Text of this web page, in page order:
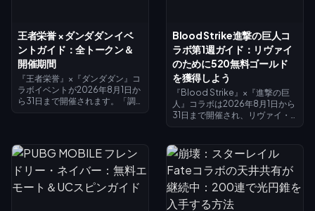
イリーガチャを活用しましょ
う。
王者栄誉 × ダンダダン イベ
ントガイド：全トークン＆
開催期間
『王者栄誉』×『ダンダダン』コ
ラボイベントが2026年8月1日か
ら31日まで開催されます。「調
アして妲己の無料エピックスキ
ン「モモ（綾瀬桃）」の入手に
つながる「霊力コイン」を集め
ましょう。8月7日には墨子の
「ジジ（オカルン/高倉健）」ス
Blood Strike進撃の巨人コ
ラボ第1週ガイド：リヴァイ
のために520無料ゴールド
を獲得しよう
『Blood Strike』×『進撃の巨
人』コラボは2026年8月1日から
31日まで開催され、リヴァイ・
場します。「スプラッシュフェ
スト・ストライクパス」（2026
年7月15日～8月14日）では、最
大レベル到達で520ゴールドが
還元されます。これはエリート
パスの購入やリヴァイのガチャ